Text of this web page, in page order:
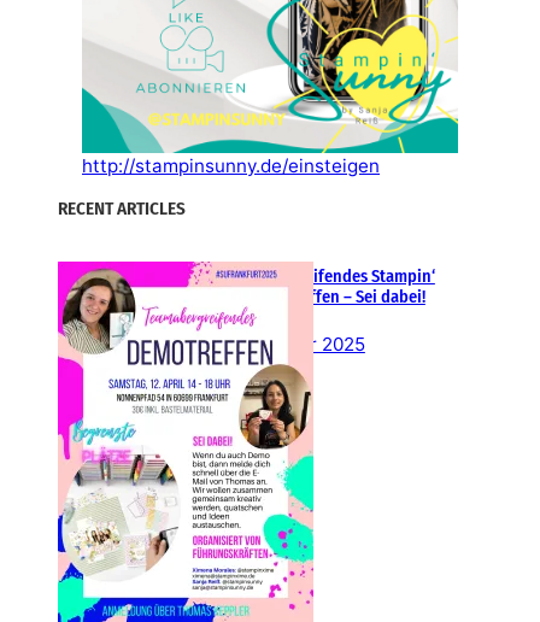
http://stampinsunny.de/einsteigen
RECENT ARTICLES
Teamübergreifendes Stampin‘
Up! Demotreffen – Sei dabei!
26. Februar 2025